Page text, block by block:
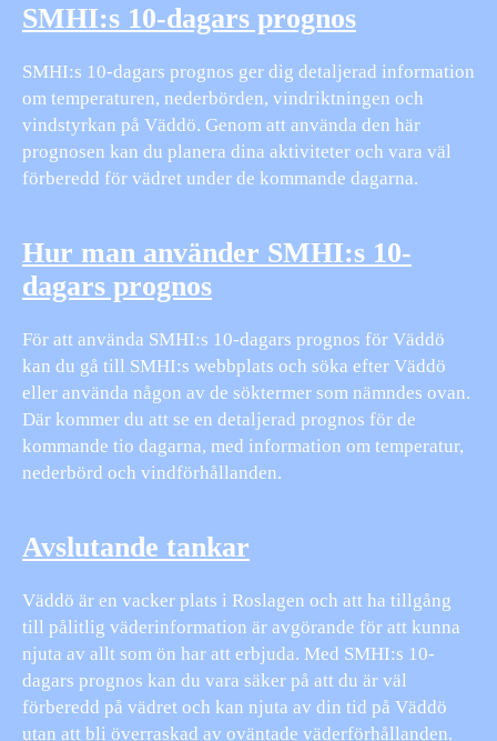
SMHI:s 10-dagars prognos
SMHI:s 10-dagars prognos ger dig detaljerad information
om temperaturen, nederbörden, vindriktningen och
vindstyrkan på Väddö. Genom att använda den här
prognosen kan du planera dina aktiviteter och vara väl
förberedd för vädret under de kommande dagarna.
Hur man använder SMHI:s 10-
dagars prognos
För att använda SMHI:s 10-dagars prognos för Väddö
kan du gå till SMHI:s webbplats och söka efter Väddö
eller använda någon av de söktermer som nämndes ovan.
Där kommer du att se en detaljerad prognos för de
kommande tio dagarna, med information om temperatur,
nederbörd och vindförhållanden.
Avslutande tankar
Väddö är en vacker plats i Roslagen och att ha tillgång
till pålitlig väderinformation är avgörande för att kunna
njuta av allt som ön har att erbjuda. Med SMHI:s 10-
dagars prognos kan du vara säker på att du är väl
förberedd på vädret och kan njuta av din tid på Väddö
utan att bli överraskad av oväntade väderförhållanden.